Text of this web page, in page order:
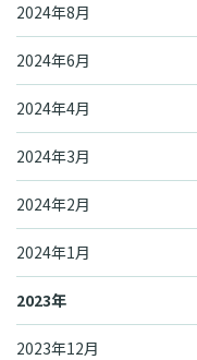
2024年8月
2024年6月
2024年4月
2024年3月
2024年2月
2024年1月
2023年
2023年12月